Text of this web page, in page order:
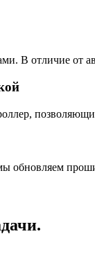
В отличие